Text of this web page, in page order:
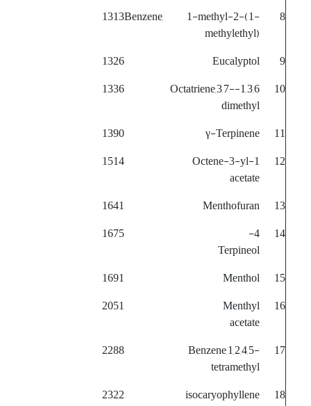
8
Benzene, 1-methyl-2-(1-
methylethyl)
1313
9
Eucalyptol
1326
10
1,3,6-Octatriene,3,7-
dimethyl
1336
11
γ-Terpinene
1390
12
1-Octene-3-yl
acetate
1514
13
Menthofuran
1641
14
4-
Terpineol
1675
15
Menthol
1691
16
Menthyl
acetate
2051
17
Benzene,1,2,4,5-
tetramethyl
2288
18
isocaryophyllene
2322